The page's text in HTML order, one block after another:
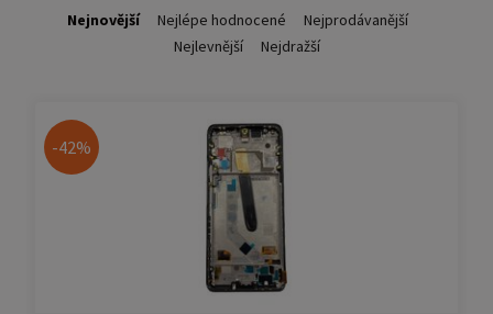
Nejnovější Nejlépe hodnocené
Nejprodávanější
Nejlevnější
Nejdražší
-42%